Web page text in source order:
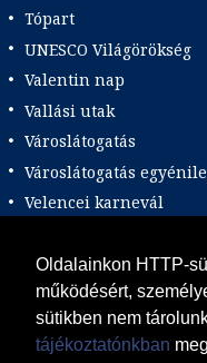
Oldalainkon HTTP-
működésért,
sütikben nem
tájékoztatónkban
Tópart
UNESCO Világörökség
Valentin nap
Vallási utak
Városlátogatás
Városlátogatás
Velencei karnevál
Wellness
Zene tematika
Adults only Incentive